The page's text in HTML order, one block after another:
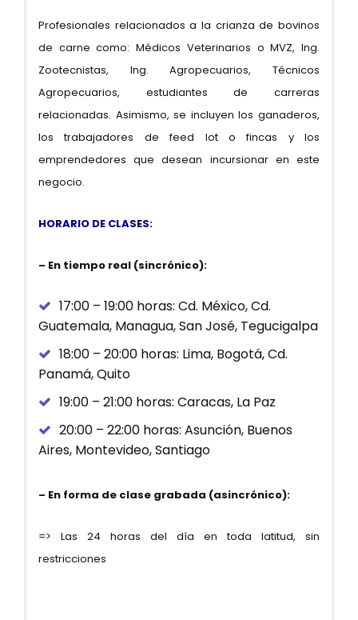
Profesionales relacionados a la crianza de bovinos
de carne como: Médicos Veterinarios o MVZ, Ing.
Zootecnistas, Ing. Agropecuarios, Técnicos
Agropecuarios, estudiantes de carreras
relacionadas. Asimismo, se incluyen los ganaderos,
los trabajadores de feed lot o fincas y los
emprendedores que desean incursionar en este
negocio.
HORARIO DE CLASES:
– En tiempo real (sincrónico):
17:00 – 19:00 horas: Cd. México, Cd.
Guatemala, Managua, San José, Tegucigalpa
18:00 – 20:00 horas: Lima, Bogotá, Cd.
Panamá, Quito
19:00 – 21:00 horas: Caracas, La Paz
20:00 – 22:00 horas: Asunción, Buenos
Aires, Montevideo, Santiago
– En forma de clase grabada (asincrónico):
=> Las 24 horas del día en toda latitud, sin
restricciones